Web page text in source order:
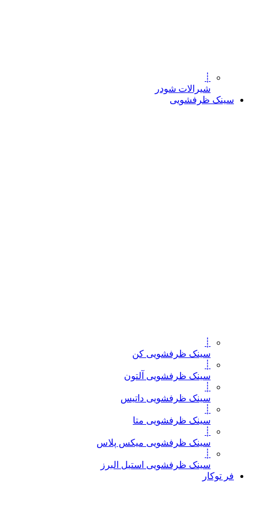
┊
شیرالات شودر
سینک ظرفشویی
┊
سینک ظرفشویی کن
┊
سینک ظرفشویی آلتون
┊
سینک ظرفشویی داتیس
┊
سینک ظرفشویی متا
┊
سینک ظرفشویی میکس پلاس
┊
سینک ظرفشویی استیل البرز
فر توکار